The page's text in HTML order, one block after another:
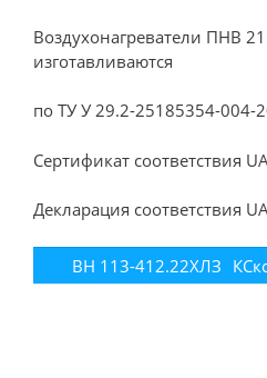
Воздухонагреватели ПНВ
изготавливаются
по ТУ У 29.2-25185354-004-
Сертификат соответствия
Декларация соответствия
ВН 113-412.22ХЛЗ